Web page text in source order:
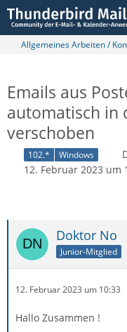
Allgemeines Arbeiten /
Emails aus
automatisch in
verschoben
102.* Windows
12. Februar 2023 um
Doktor No
Junior-Mitglied
12. Februar 2023 um 10:33
Hallo Zusammen !